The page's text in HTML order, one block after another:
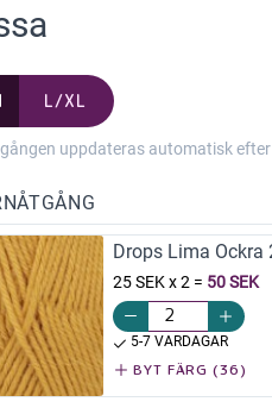
L/XL
uppdateras automatisk
Drops Lima Ockra
25 SEK x 2 = 50 SEK
5-7 VARDAGAR
BYT FÄRG (36)